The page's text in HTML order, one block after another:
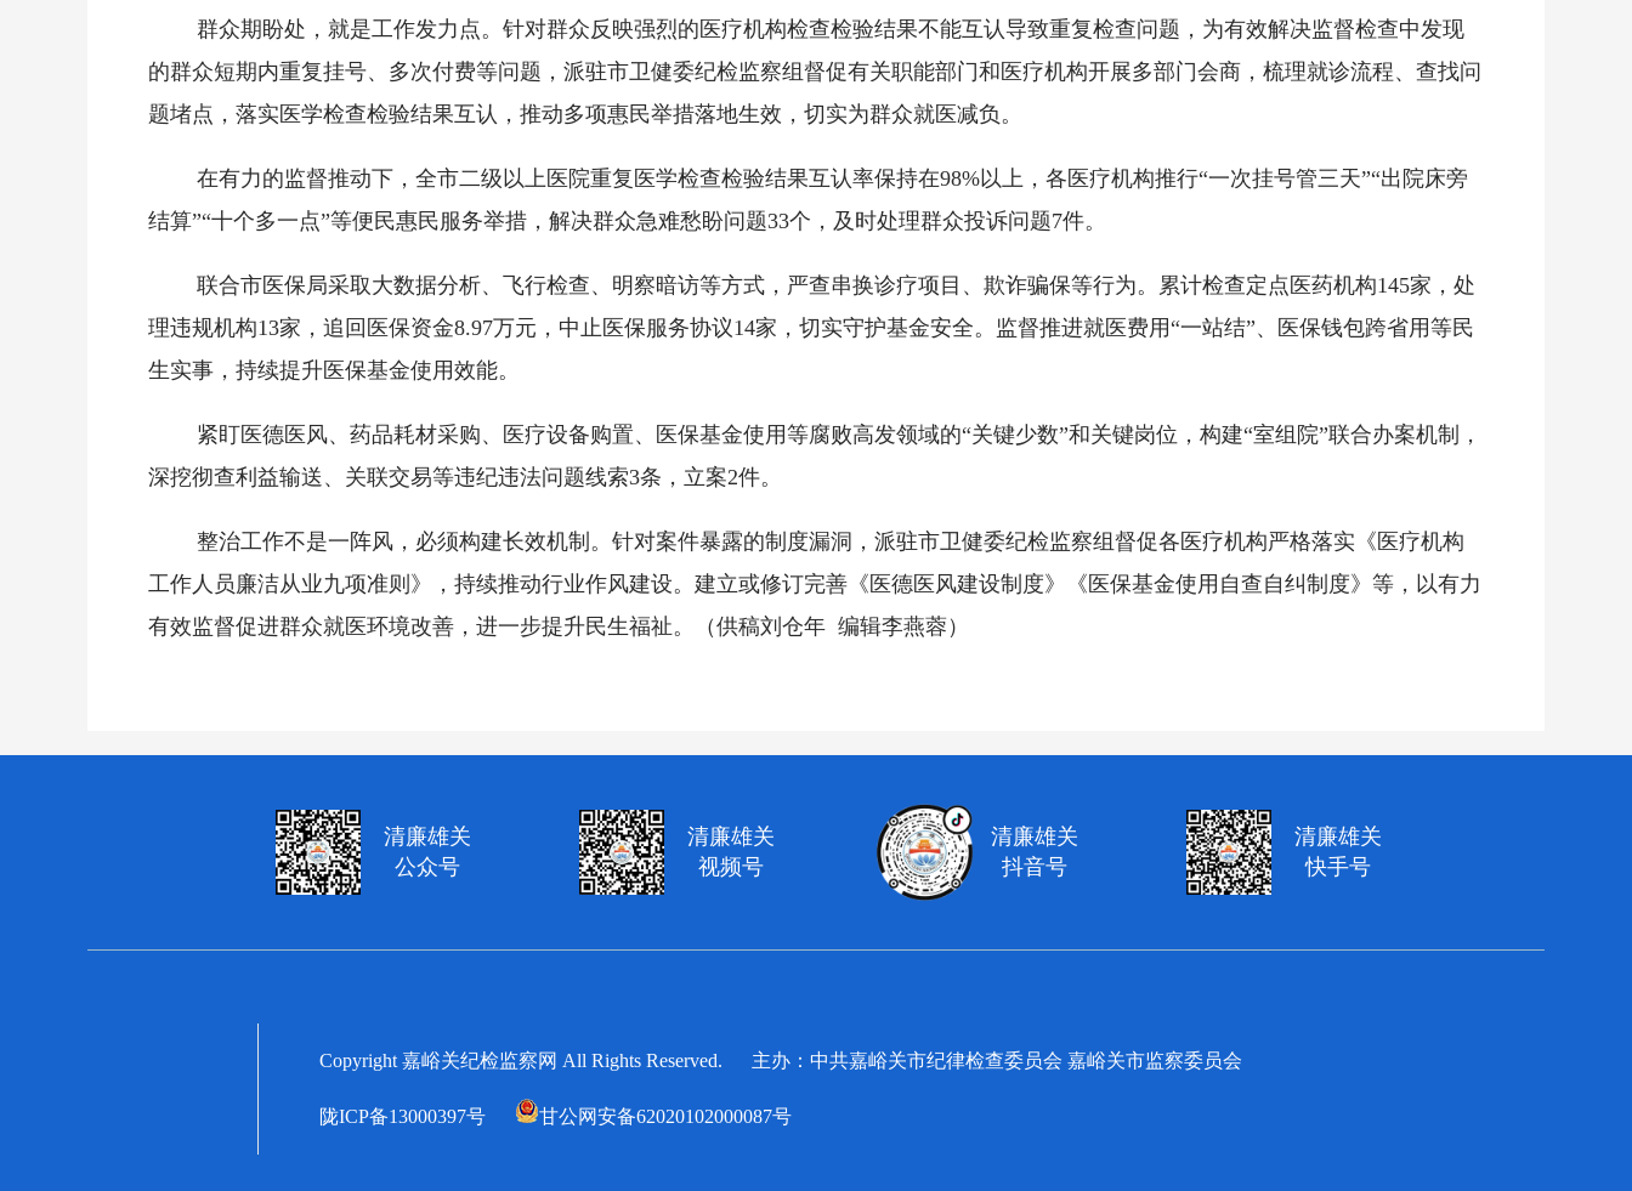
群众期盼处，就是工作发力点。针对群众反映强烈的医疗机构检查检验结果不能互认导致重复检查问题，为有效解决监督检查中发现
的群众短期内重复挂号、多次付费等问题，派驻市卫健委纪检监察组督促有关职能部门和医疗机构开展多部门会商，梳理就诊流程、查找问
题堵点，落实医学检查检验结果互认，推动多项惠民举措落地生效，切实为群众就医减负。
在有力的监督推动下，全市二级以上医院重复医学检查检验结果互认率保持在98%以上，各医疗机构推行“一次挂号管三天”“出院床旁
结算”“十个多一点”等便民惠民服务举措，解决群众急难愁盼问题33个，及时处理群众投诉问题7件。
联合市医保局采取大数据分析、飞行检查、明察暗访等方式，严查串换诊疗项目、欺诈骗保等行为。累计检查定点医药机构145家，处
理违规机构13家，追回医保资金8.97万元，中止医保服务协议14家，切实守护基金安全。监督推进就医费用“一站结”、医保钱包跨省用等民
生实事，持续提升医保基金使用效能。
紧盯医德医风、药品耗材采购、医疗设备购置、医保基金使用等腐败高发领域的“关键少数”和关键岗位，构建“室组院”联合办案机制，
深挖彻查利益输送、关联交易等违纪违法问题线索3条，立案2件。
整治工作不是一阵风，必须构建长效机制。针对案件暴露的制度漏洞，派驻市卫健委纪检监察组督促各医疗机构严格落实《医疗机构
工作人员廉洁从业九项准则》，持续推动行业作风建设。建立或修订完善《医德医风建设制度》《医保基金使用自查自纠制度》等，以有力
有效监督促进群众就医环境改善，进一步提升民生福祉。（供稿刘仓年 编辑李燕蓉）
清廉雄关
公众号
清廉雄关
视频号
清廉雄关
抖音号
清廉雄关
快手号
Copyright 嘉峪关纪检监察网 All Rights Reserved. 主办：中共嘉峪关市纪律检查委员会 嘉峪关市监察委员会
陇ICP备13000397号 甘公网安备62020102000087号